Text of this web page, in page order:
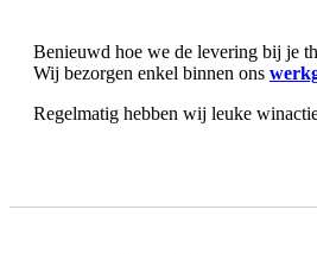
Benieuwd hoe we de levering bij je
Wij bezorgen enkel binnen ons
Regelmatig hebben wij leuke